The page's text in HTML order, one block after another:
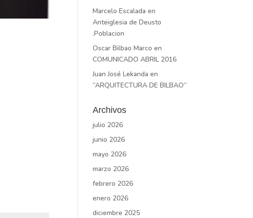
Marcelo Escalada en
Anteiglesia de Deusto
.Poblacion
Oscar Bilbao Marco en
COMUNICADO ABRIL 2016
Juan José Lekanda en
“ARQUITECTURA DE BILBAO”
Archivos
julio 2026
junio 2026
mayo 2026
marzo 2026
febrero 2026
enero 2026
diciembre 2025